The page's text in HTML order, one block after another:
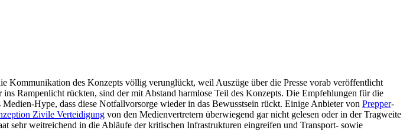
Kommunikation des Konzepts völlig verunglückt, weil Auszüge über die Presse vorab veröffentlicht
Rampenlicht rückten, sind der mit Abstand harmlose Teil des Konzepts. Die Empfehlungen für die
Hype, dass diese Notfallvorsorge wieder in das Bewusstsein rückt. Einige Anbieter von Prepper-
Zivile Verteidigung von den Medienvertretern überwiegend gar nicht gelesen oder in der Tragweite
sehr weitreichend in die Abläufe der kritischen Infrastrukturen eingreifen und Transport- sowie